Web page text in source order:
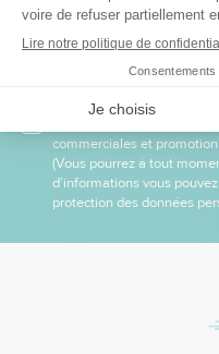
commerciales et
(Vous pourrez à tout
d’informations vous
protection des données